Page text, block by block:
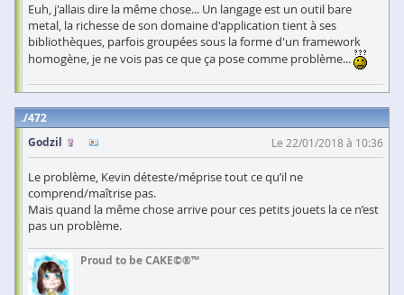
Euh, j'allais dire la même chose... Un langage est un outil bare
metal, la richesse de son domaine d'application tient à ses
bibliothèques, parfois groupées sous la forme d'un framework
homogène, je ne vois pas ce que ça pose comme problème...
472
Godzil
Le 22/01/2018 à 10:36
Le problème, Kevin déteste/méprise tout ce qu’il ne
comprend/maîtrise pas.
Mais quand la même chose arrive pour ces petits jouets la ce n’est
pas un problème.
Proud to be CAKE©®™